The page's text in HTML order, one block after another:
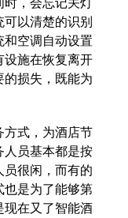
以清楚的识别
空调自动设置
设施在恢复离开
的损失，既能为
式，为酒店节
人员基本都是按
很闲，而有的
也是为了能够第
现在又了智能酒